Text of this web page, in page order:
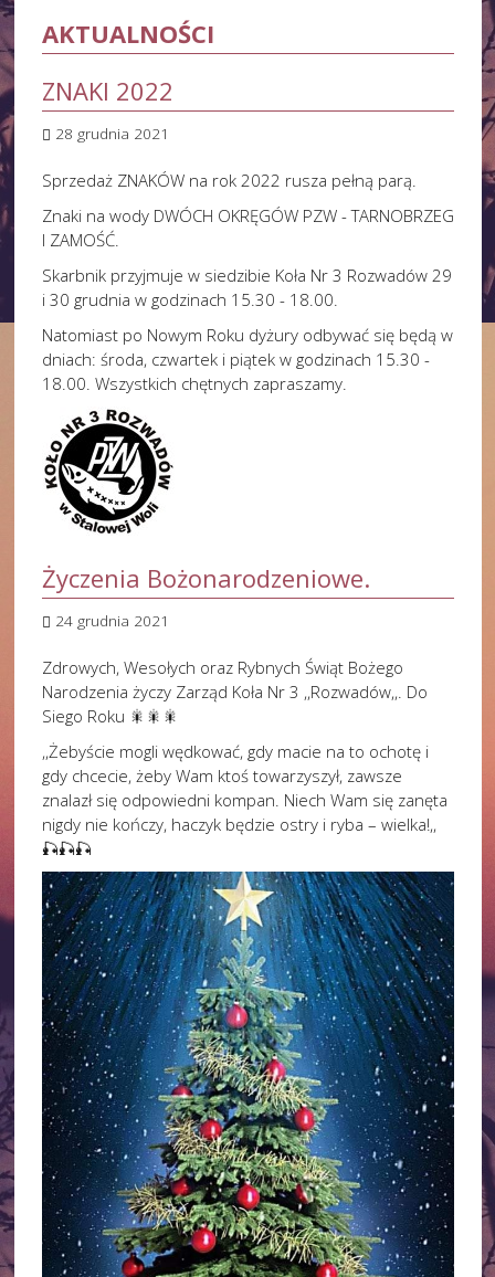
AKTUALNOŚCI
ZNAKI 2022
28 grudnia 2021
Sprzedaż ZNAKÓW na rok 2022 rusza pełną parą.
Znaki na wody DWÓCH OKRĘGÓW PZW - TARNOBRZEG
I ZAMOŚĆ.
Skarbnik przyjmuje w siedzibie Koła Nr 3 Rozwadów 29
i 30 grudnia w godzinach 15.30 - 18.00.
Natomiast po Nowym Roku dyżury odbywać się będą w
dniach: środa, czwartek i piątek w godzinach 15.30 -
18.00. Wszystkich chętnych zapraszamy.
Życzenia Bożonarodzeniowe.
24 grudnia 2021
Zdrowych, Wesołych oraz Rybnych Świąt Bożego
Narodzenia życzy Zarząd Koła Nr 3 ,,Rozwadów,,. Do
Siego Roku 🎇🎇🎇
,,Żebyście mogli wędkować, gdy macie na to ochotę i
gdy chcecie, żeby Wam ktoś towarzyszył, zawsze
znalazł się odpowiedni kompan. Niech Wam się zanęta
nigdy nie kończy, haczyk będzie ostry i ryba – wielka!,,
🎣🎣🎣